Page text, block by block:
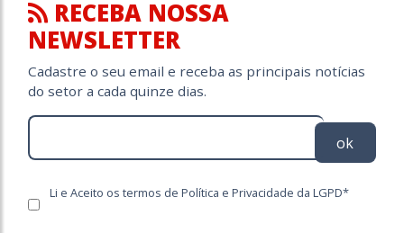
RECEBA NOSSA
NEWSLETTER
Cadastre o seu email e receba as principais notícias
do setor a cada quinze dias.
ok
Li e Aceito os termos de Política e Privacidade da LGPD*